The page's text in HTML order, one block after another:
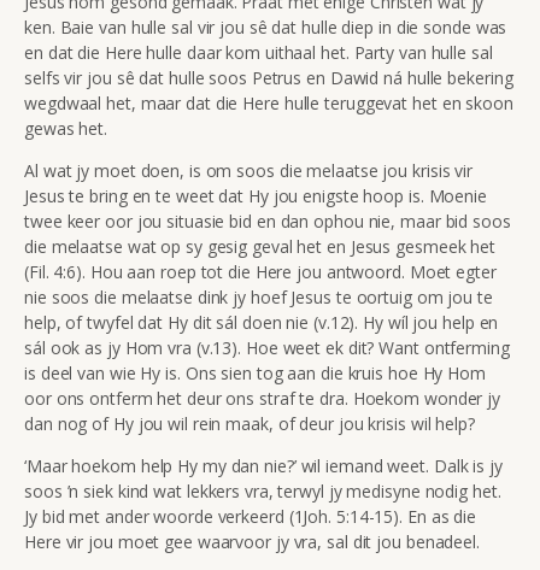
ken. Baie van hulle sal vir jou sê dat hulle diep in die sonde was
en dat die Here hulle daar kom uithaal het. Party van hulle sal
selfs vir jou sê dat hulle soos Petrus en Dawid ná hulle bekering
wegdwaal het, maar dat die Here hulle teruggevat het en skoon
gewas het.
Al wat jy moet doen, is om soos die melaatse jou krisis vir
Jesus te bring en te weet dat Hy jou enigste hoop is. Moenie
twee keer oor jou situasie bid en dan ophou nie, maar bid soos
die melaatse wat op sy gesig geval het en Jesus gesmeek het
(Fil. 4:6). Hou aan roep tot die Here jou antwoord. Moet egter
nie soos die melaatse dink jy hoef Jesus te oortuig om jou te
help, of twyfel dat Hy dit sál doen nie (v.12). Hy wíl jou help en
sál ook as jy Hom vra (v.13). Hoe weet ek dit? Want ontferming
is deel van wie Hy is. Ons sien tog aan die kruis hoe Hy Hom
oor ons ontferm het deur ons straf te dra. Hoekom wonder jy
dan nog of Hy jou wil rein maak, of deur jou krisis wil help?
‘Maar hoekom help Hy my dan nie?’ wil iemand weet. Dalk is jy
soos ’n siek kind wat lekkers vra, terwyl jy medisyne nodig het.
Jy bid met ander woorde verkeerd (1Joh. 5:14-15). En as die
Here vir jou moet gee waarvoor jy vra, sal dit jou benadeel.